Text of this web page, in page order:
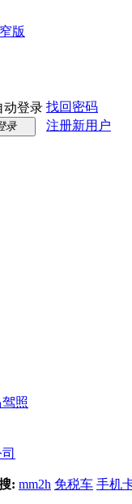
版
动登录 找回密码
录 注册新用户
照
: mm2h 免税车 手机